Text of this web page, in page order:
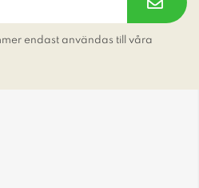
endast användas till våra